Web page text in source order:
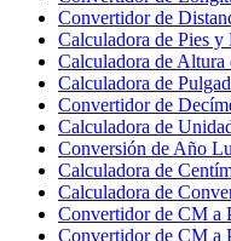
Convertidor de
Calculadora de Pies y
Calculadora de Altura
Calculadora de
Convertidor de
Calculadora de
Conversión de Año
Calculadora de
Calculadora de
Convertidor de CM a
Convertidor de CM a